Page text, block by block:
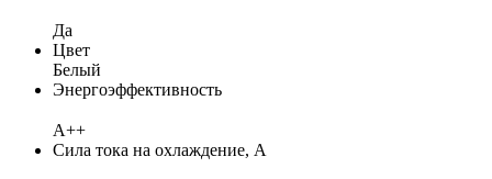
Да
Цвет
Белый
Энергоэффективность
A++
Сила тока на охлаждение, А